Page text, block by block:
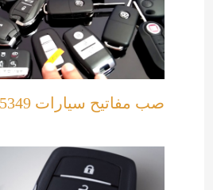
صب مفاتيح سيارات 92295349